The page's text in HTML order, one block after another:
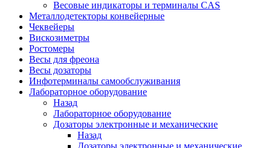
Весовые индикаторы и терминалы CAS
Металлодетекторы конвейерные
Чеквейеры
Вискозиметры
Ростомеры
Весы для фреона
Весы дозаторы
Инфотерминалы самообслуживания
Лабораторное оборудование
Назад
Лабораторное оборудование
Дозаторы электронные и механические
Назад
Дозаторы электронные и механические